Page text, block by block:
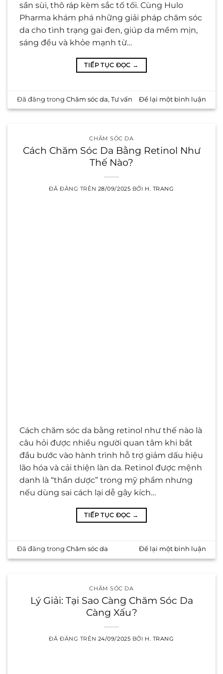
sần sùi, thô ráp kèm sắc tố tối. Cùng Hulo
Pharma khám phá những giải pháp chăm sóc
da cho tình trạng gai đen, giúp da mềm mịn,
sáng đều và khỏe mạnh từ…
TIẾP TỤC ĐỌC →
Đã đăng trongChăm sóc da,Tư vấn Để lại một bình luận
CHĂM SÓC DA
Cách Chăm Sóc Da Bằng Retinol Như
Thế Nào?
ĐÃ ĐĂNG TRÊN 28/09/2025 BỞI H. TRANG
Cách chăm sóc da bằng retinol như thế nào là
câu hỏi được nhiều người quan tâm khi bắt
đầu bước vào hành trình hỗ trợ giảm dấu hiệu
lão hóa và cải thiện làn da. Retinol được mệnh
danh là “thần dược” trong mỹ phẩm nhưng
nếu dùng sai cách lại dễ gây kích…
TIẾP TỤC ĐỌC →
Đã đăng trongChăm sóc da Để lại một bình luận
CHĂM SÓC DA
Lý Giải: Tại Sao Càng Chăm Sóc Da
Càng Xấu?
ĐÃ ĐĂNG TRÊN 24/09/2025 BỞI H. TRANG